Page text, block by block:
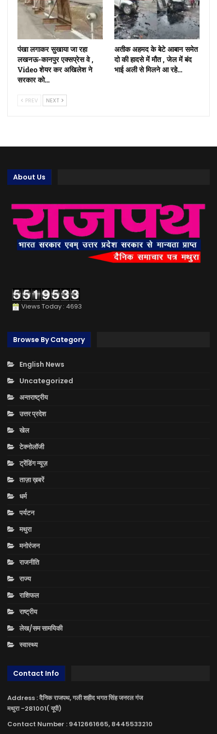
पंखा लगाकर सुखाया जा रहा
लखनऊ-कानपुर एक्सप्रेस वे ,
Video शेयर कर अखिलेश ने
सरकार को…
अतीक अहमद के बेटे आबान समेत
दो की हादसे में मौत , जेल में बंद
भाई अली से मिलने आ रहे…
PREV NEXT
About Us
Views Today : 4693
Browse By Category
English News
Uncategorized
अन्तराष्ट्रीय
उत्तर प्रदेश
खेल
टेक्नोलॉजी
ट्रेंडिंग न्यूज़
ताज़ा ख़बरें
धर्म
पर्यटन
मथुरा
मनोरंजन
राजनीति
राज्य
राशिफल
राष्ट्रीय
लेख/सम सामयिकी
स्वास्थ्य
Contact Info
Address : दैनिक राजपथ, गली शहीद भगत सिंह जनरल गंज
मथुरा -281001( यूपी)
Contact Number : 9412661665, 8445533210